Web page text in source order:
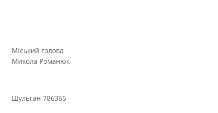
Міський голова
Микола Романюк
Шульган 786365